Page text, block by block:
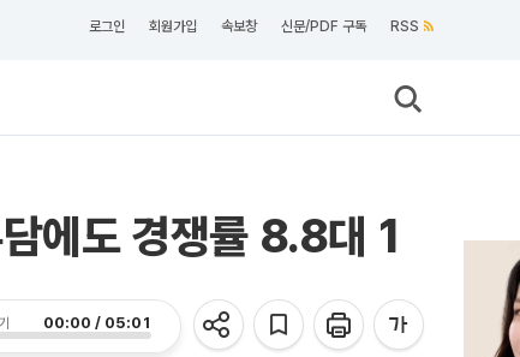
로그인 회원가입 속보창 신문/PDF 구독 RSS
에도 경쟁률 8.8대 1
00:00 / 05:01